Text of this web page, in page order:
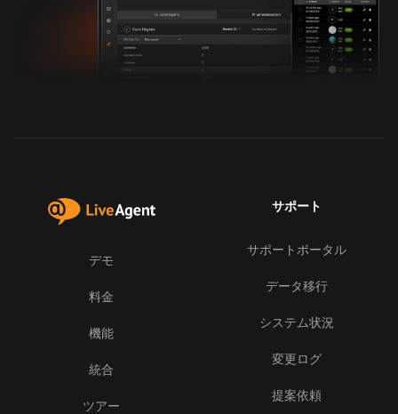
デモ
料金
機能
統合
ツアー
サポート
サポートポータル
データ移行
システム状況
変更ログ
提案依頼